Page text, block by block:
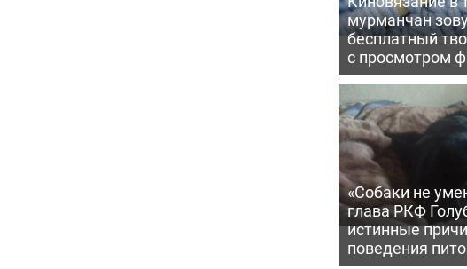
мурманчан
бесплатный
с просмотром
«Собаки не
глава РКФ
истинные
поведения